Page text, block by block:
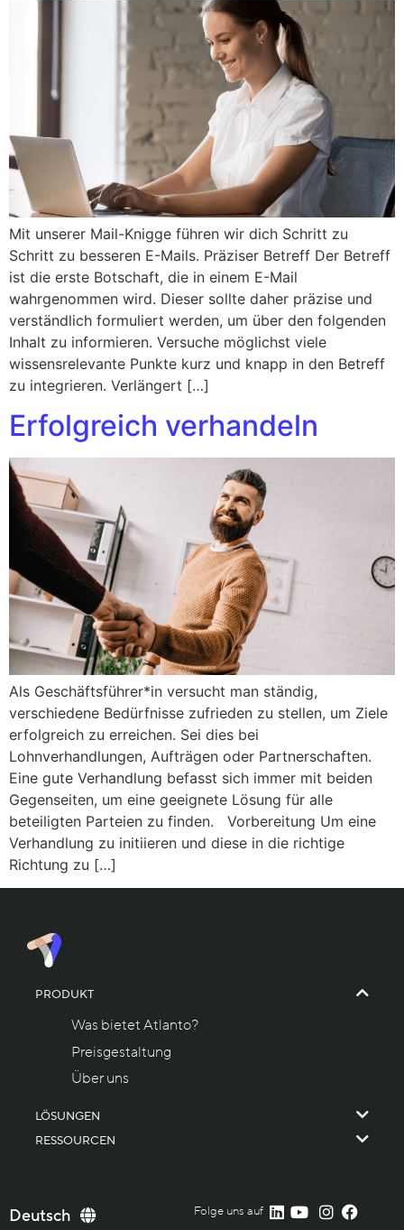
Mit unserer Mail-Knigge führen wir dich Schritt zu
Schritt zu besseren E-Mails. Präziser Betreff Der Betreff
ist die erste Botschaft, die in einem E-Mail
wahrgenommen wird. Dieser sollte daher präzise und
verständlich formuliert werden, um über den folgenden
Inhalt zu informieren. Versuche möglichst viele
wissensrelevante Punkte kurz und knapp in den Betreff
zu integrieren. Verlängert […]
Erfolgreich verhandeln
Als Geschäftsführer*in versucht man ständig,
verschiedene Bedürfnisse zufrieden zu stellen, um Ziele
erfolgreich zu erreichen. Sei dies bei
Lohnverhandlungen, Aufträgen oder Partnerschaften.
Eine gute Verhandlung befasst sich immer mit beiden
Gegenseiten, um eine geeignete Lösung für alle
beteiligten Parteien zu finden. Vorbereitung Um eine
Verhandlung zu initiieren und diese in die richtige
Richtung zu […]
PRODUKT
Was bietet Atlanto?
Preisgestaltung
Über uns
LÖSUNGEN
RESSOURCEN
Deutsch
English
Folge uns auf